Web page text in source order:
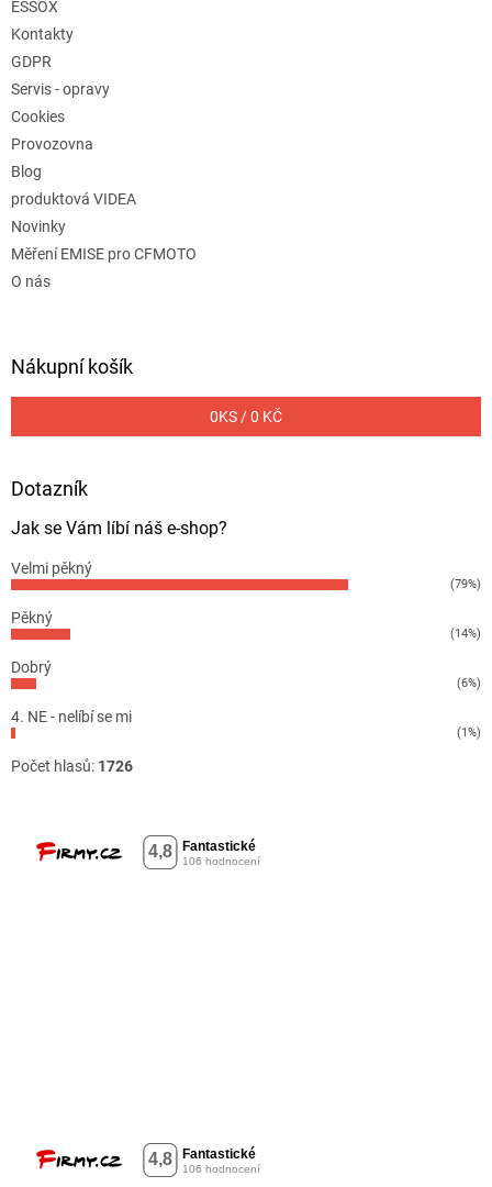
ESSOX
Kontakty
GDPR
Servis - opravy
Cookies
Provozovna
Blog
produktová VIDEA
Novinky
Měření EMISE pro CFMOTO
O nás
Nákupní košík
0KS /0 KČ
Dotazník
Jak se Vám líbí náš e-shop?
Velmi pěkný
(79%)
Pěkný
(14%)
Dobrý
(6%)
4. NE - nelíbí se mi
(1%)
Počet hlasů: 1726